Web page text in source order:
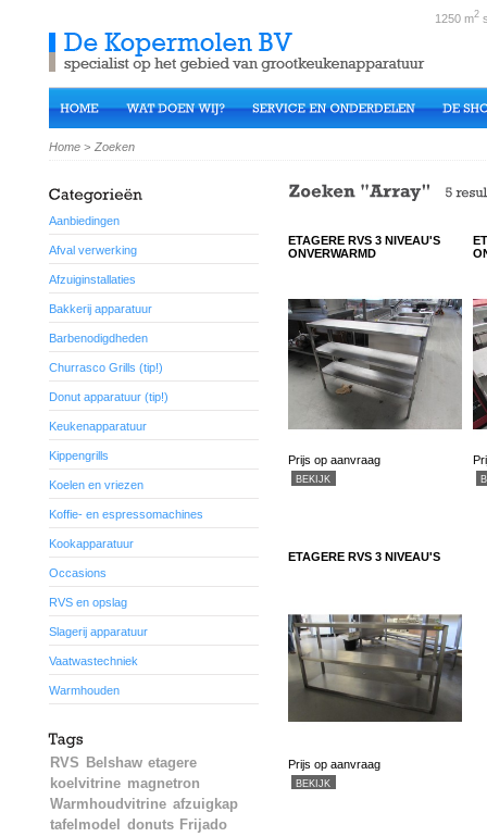
1250 m2
Home > Zoeken
ETAGERE RVS 3 NIVEAU'S
ONVERWARMD
Prijs op aanvraag
BEKIJK
ETAGERE RVS 3 NIVEAU'S
Prijs op aanvraag
BEKIJK
Aanbiedingen
Afval verwerking
Afzuiginstallaties
Bakkerij apparatuur
Barbenodigdheden
Churrasco Grills (tip!)
Donut apparatuur (tip!)
Keukenapparatuur
Kippengrills
Koelen en vriezen
Koffie- en espressomachines
Kookapparatuur
Occasions
RVS en opslag
Slagerij apparatuur
Vaatwastechniek
Warmhouden
RVS Belshaw etagere
koelvitrine magnetron
Warmhoudvitrine afzuigkap
tafelmodel
donuts Frijado